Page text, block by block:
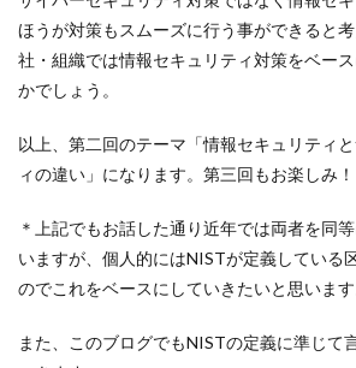
ほうが対策もスムーズに行う事ができると
社・組織では情報セキュリティ対策をベー
かでしょう。
以上、第二回のテーマ「情報セキュリティ
ィの違い」になります。第三回もお楽しみ！
＊上記でもお話した通り近年では両者を同
いますが、個人的にはNISTが定義している
のでこれをベースにしていきたいと思います
また、このブログでもNISTの定義に準じて